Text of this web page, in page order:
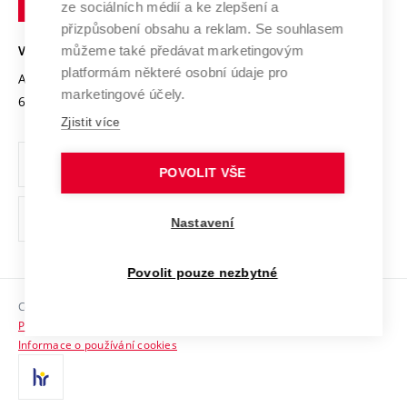
Open Science
Projekty
Projekty ze strukturálních fondů
Specifický výzkum
Mezinárodní dohody
Univerzitní sítě
Bezpečná univerzita
Vyznamenání
Organizační struktura
Ochrana osobních údajů
odkaz)
Sociální bezpečí
HR Award
Kontakty
VYSOKÉ UČENÍ TECHNICKÉ V BRNĚ
Antonínská 548/1
602 00 Brno
www.vut.cz
vut@vutbr.cz
Copyright © 2026 VUT
Prohlášení o přístupnosti
Informace o používání cookies
ze sociálních médií a ke zlepšení a
přizpůsobení obsahu a reklam. Se souhlasem
můžeme také předávat marketingovým
platformám některé osobní údaje pro
marketingové účely.
Zjistit více
POVOLIT VŠE
Nastavení
Povolit pouze nezbytné